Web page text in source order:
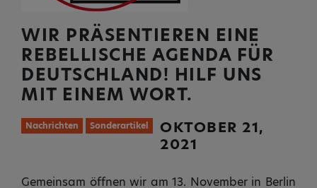
WIR PRÄSENTIEREN EINE
REBELLISCHE AGENDA FÜR
DEUTSCHLAND! HILF UNS
MIT EINEM WORT.
Nachrichten Sonderartikel
OKTOBER 21,
2021
Gemeinsam öffnen wir am 13. November in Berlin